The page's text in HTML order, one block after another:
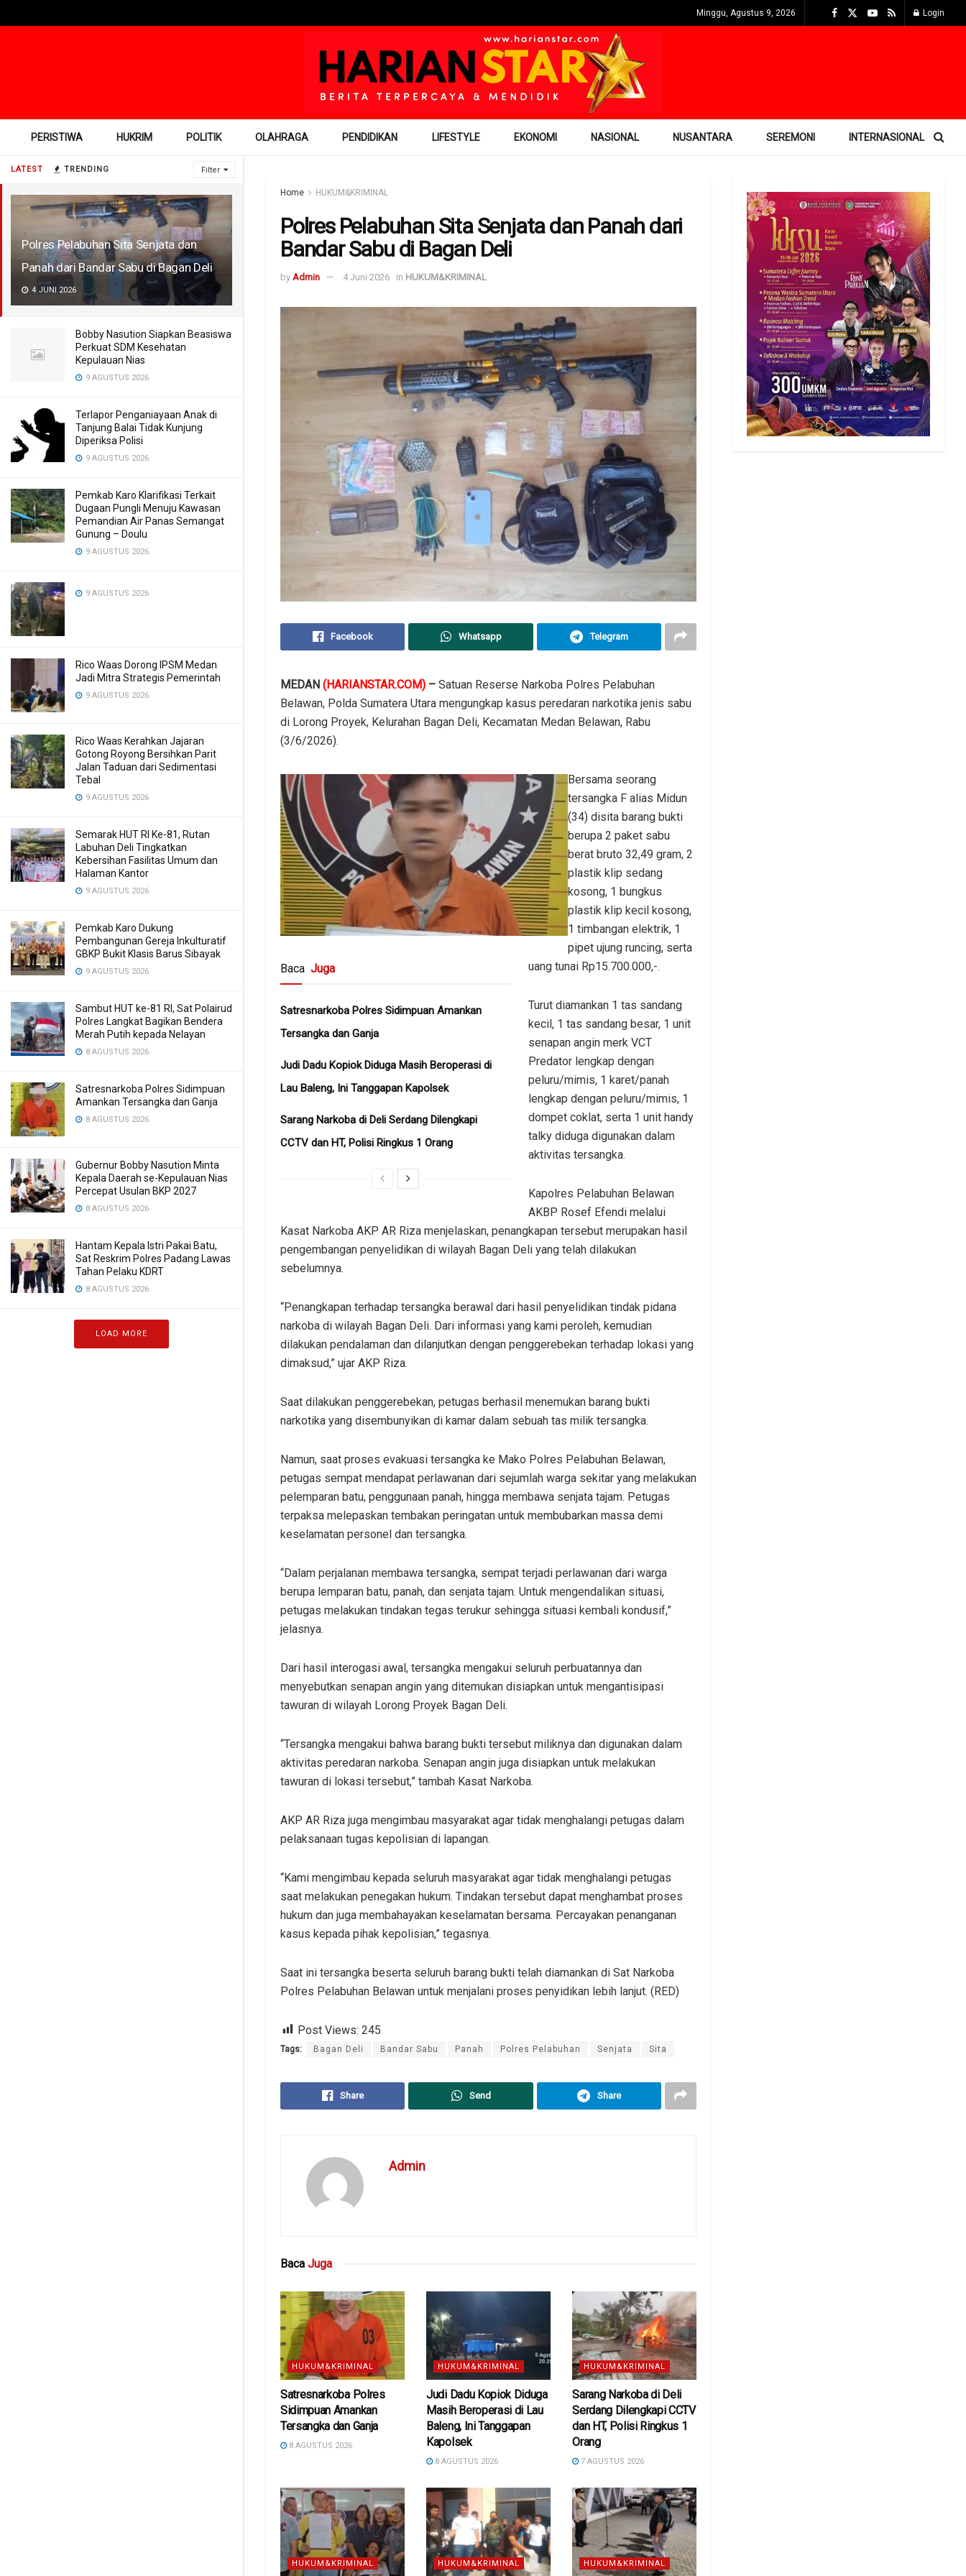
LATEST TRENDING Filter
Polres Pelabuhan Sita Senjata dan
Panah dari Bandar Sabu di Bagan Deli
4 JUNI 2026
Bobby Nasution Siapkan Beasiswa
Perkuat SDM Kesehatan
Kepulauan Nias
9 AGUSTUS 2026
Terlapor Penganiayaan Anak di
Tanjung Balai Tidak Kunjung
Diperiksa Polisi
9 AGUSTUS 2026
Pemkab Karo Klarifikasi Terkait
Dugaan Pungli Menuju Kawasan
Pemandian Air Panas Semangat
Gunung – Doulu ‎
9 AGUSTUS 2026
9 AGUSTUS 2026
Rico Waas Dorong IPSM Medan
Jadi Mitra Strategis Pemerintah
9 AGUSTUS 2026
Rico Waas Kerahkan Jajaran
Gotong Royong Bersihkan Parit
Jalan Taduan dari Sedimentasi
Tebal
9 AGUSTUS 2026
Semarak HUT RI Ke-81, Rutan
Labuhan Deli Tingkatkan
Kebersihan Fasilitas Umum dan
Halaman Kantor
9 AGUSTUS 2026
Pemkab Karo Dukung
Pembangunan Gereja Inkulturatif
GBKP Bukit Klasis Barus Sibayak
9 AGUSTUS 2026
Sambut HUT ke-81 RI, Sat Polairud
Polres Langkat Bagikan Bendera
Merah Putih kepada Nelayan
8 AGUSTUS 2026
Satresnarkoba Polres Sidimpuan
Amankan Tersangka dan Ganja
8 AGUSTUS 2026
Gubernur Bobby Nasution Minta
Kepala Daerah se-Kepulauan Nias
Percepat Usulan BKP 2027
8 AGUSTUS 2026
Hantam Kepala Istri Pakai Batu,
Sat Reskrim Polres Padang Lawas
Tahan Pelaku KDRT
8 AGUSTUS 2026
LOAD MORE
Minggu, Agustus 9, 2026 Login
PERISTIWA HUKRIM POLITIK OLAHRAGA PENDIDIKAN LIFESTYLE EKONOMI NASIONAL NUSANTARA SEREMONI INTERNASIONAL
Home HUKUM&KRIMINAL
Polres Pelabuhan Sita Senjata dan Panah dari
Bandar Sabu di Bagan Deli
by Admin 4 Juni 2026 in HUKUM&KRIMINAL
Facebook Whatsapp Telegram
MEDAN (HARIANSTAR.COM) – Satuan Reserse Narkoba Polres Pelabuhan
Belawan, Polda Sumatera Utara mengungkap kasus peredaran narkotika jenis sabu
di Lorong Proyek, Kelurahan Bagan Deli, Kecamatan Medan Belawan, Rabu
(3/6/2026).
Baca Juga
Satresnarkoba Polres Sidimpuan Amankan
Tersangka dan Ganja
Judi Dadu Kopiok Diduga Masih Beroperasi di
Lau Baleng, Ini Tanggapan Kapolsek
Sarang Narkoba di Deli Serdang Dilengkapi
CCTV dan HT, Polisi Ringkus 1 Orang
Bersama seorang
tersangka F alias Midun
(34) disita barang bukti
berupa 2 paket sabu
berat bruto 32,49 gram, 2
plastik klip sedang
kosong, 1 bungkus
plastik klip kecil kosong,
1 timbangan elektrik, 1
pipet ujung runcing, serta
uang tunai Rp15.700.000,-.
Turut diamankan 1 tas sandang
kecil, 1 tas sandang besar, 1 unit
senapan angin merk VCT
Predator lengkap dengan
peluru/mimis, 1 karet/panah
lengkap dengan peluru/mimis, 1
dompet coklat, serta 1 unit handy
talky diduga digunakan dalam
aktivitas tersangka.
Kapolres Pelabuhan Belawan
AKBP Rosef Efendi melalui
Kasat Narkoba AKP AR Riza menjelaskan, penangkapan tersebut merupakan hasil
pengembangan penyelidikan di wilayah Bagan Deli yang telah dilakukan
sebelumnya.
“Penangkapan terhadap tersangka berawal dari hasil penyelidikan tindak pidana
narkoba di wilayah Bagan Deli. Dari informasi yang kami peroleh, kemudian
dilakukan pendalaman dan dilanjutkan dengan penggerebekan terhadap lokasi yang
dimaksud,” ujar AKP Riza.
Saat dilakukan penggerebekan, petugas berhasil menemukan barang bukti
narkotika yang disembunyikan di kamar dalam sebuah tas milik tersangka.
Namun, saat proses evakuasi tersangka ke Mako Polres Pelabuhan Belawan,
petugas sempat mendapat perlawanan dari sejumlah warga sekitar yang melakukan
pelemparan batu, penggunaan panah, hingga membawa senjata tajam. Petugas
terpaksa melepaskan tembakan peringatan untuk membubarkan massa demi
keselamatan personel dan tersangka.
“Dalam perjalanan membawa tersangka, sempat terjadi perlawanan dari warga
berupa lemparan batu, panah, dan senjata tajam. Untuk mengendalikan situasi,
petugas melakukan tindakan tegas terukur sehingga situasi kembali kondusif,”
jelasnya.
Dari hasil interogasi awal, tersangka mengakui seluruh perbuatannya dan
menyebutkan senapan angin yang ditemukan disiapkan untuk mengantisipasi
tawuran di wilayah Lorong Proyek Bagan Deli.
“Tersangka mengakui bahwa barang bukti tersebut miliknya dan digunakan dalam
aktivitas peredaran narkoba. Senapan angin juga disiapkan untuk melakukan
tawuran di lokasi tersebut,” tambah Kasat Narkoba.
AKP AR Riza juga mengimbau masyarakat agar tidak menghalangi petugas dalam
pelaksanaan tugas kepolisian di lapangan.
“Kami mengimbau kepada seluruh masyarakat agar tidak menghalangi petugas
saat melakukan penegakan hukum. Tindakan tersebut dapat menghambat proses
hukum dan juga membahayakan keselamatan bersama. Percayakan penanganan
kasus kepada pihak kepolisian,” tegasnya.
Saat ini tersangka beserta seluruh barang bukti telah diamankan di Sat Narkoba
Polres Pelabuhan Belawan untuk menjalani proses penyidikan lebih lanjut. (RED)
Post Views: 245
Tags: Bagan Deli Bandar Sabu Panah Polres Pelabuhan Senjata Sita
Share Send Share
Admin
Baca Juga
HUKUM&KRIMINAL
Satresnarkoba Polres
Sidimpuan Amankan
Tersangka dan Ganja
8 AGUSTUS 2026
HUKUM&KRIMINAL
Judi Dadu Kopiok Diduga
Masih Beroperasi di Lau
Baleng, Ini Tanggapan
Kapolsek
8 AGUSTUS 2026
HUKUM&KRIMINAL
Sarang Narkoba di Deli
Serdang Dilengkapi CCTV
dan HT, Polisi Ringkus 1
Orang
7 AGUSTUS 2026
HUKUM&KRIMINAL HUKUM&KRIMINAL HUKUM&KRIMINAL